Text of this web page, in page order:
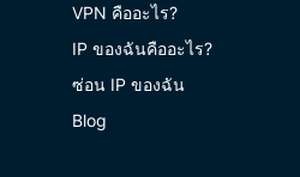
VPN คืออะไร?
IP ของฉันคืออะไร?
ซ่อน IP ของฉัน
Blog